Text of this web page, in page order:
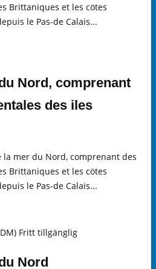
Brittaniques et les cötes
le Pas-de Calais...
Nord, comprenant
des iles
la mer du Nord, comprenant des
Brittaniques et les cötes
le Pas-de Calais...
Nord